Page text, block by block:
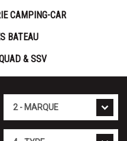
CAMPING-CAR
BATEAU
& SSV